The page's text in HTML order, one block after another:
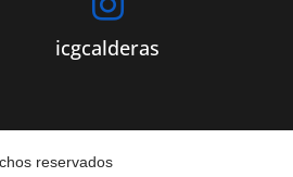
icgcalderas
reservados